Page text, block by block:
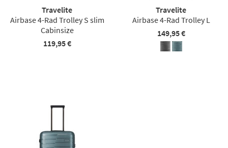
Travelite
Airbase 4-Rad Trolley S slim
Cabinsize
119,95 €
Travelite
Airbase 4-Rad Trolley L
149,95 €